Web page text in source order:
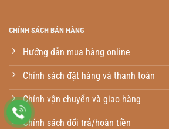
CHÍNH SÁCH BÁN HÀNG
Hướng dẫn mua hàng online
Chính sách đặt hàng và thanh toán
Chính vận chuyển và giao hàng
Chính sách đổi trả/hoàn tiền